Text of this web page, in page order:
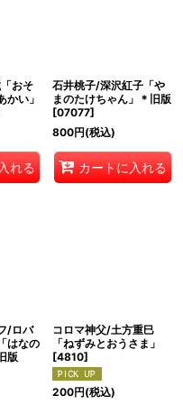
おそ
かい」
れる
石井桃子/深沢紅子「や
まのたけちゃん」＊旧版
[07077]
800円(税込)
カートに入れる
/ロバ
はなの
版
コロマ神父/土方重巳
「ねずみとおうさま」
[4810]
200円(税込)